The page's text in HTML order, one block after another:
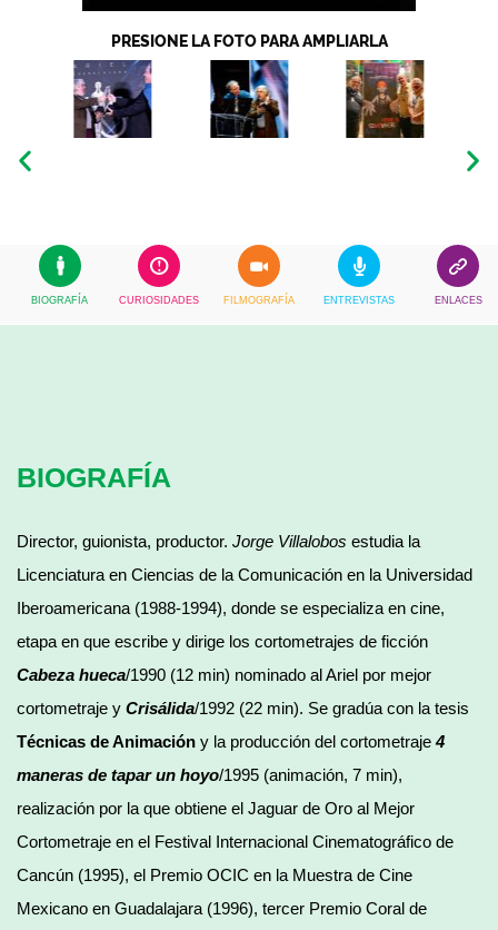
PRESIONE LA FOTO PARA AMPLIARLA
BIOGRAFÍA CURIOSIDADES FILMOGRAFÍA ENTREVISTAS ENLACES
BIOGRAFÍA
Director, guionista, productor. Jorge Villalobos estudia la
Licenciatura en Ciencias de la Comunicación en la Universidad
Iberoamericana (1988-1994), donde se especializa en cine,
etapa en que escribe y dirige los cortometrajes de ficción
Cabeza hueca/1990 (12 min) nominado al Ariel por mejor
cortometraje y Crisálida/1992 (22 min). Se gradúa con la tesis
Técnicas de Animación y la producción del cortometraje 4
maneras de tapar un hoyo/1995 (animación, 7 min),
realización por la que obtiene el Jaguar de Oro al Mejor
Cortometraje en el Festival Internacional Cinematográfico de
Cancún (1995), el Premio OCIC en la Muestra de Cine
Mexicano en Guadalajara (1996), tercer Premio Coral de